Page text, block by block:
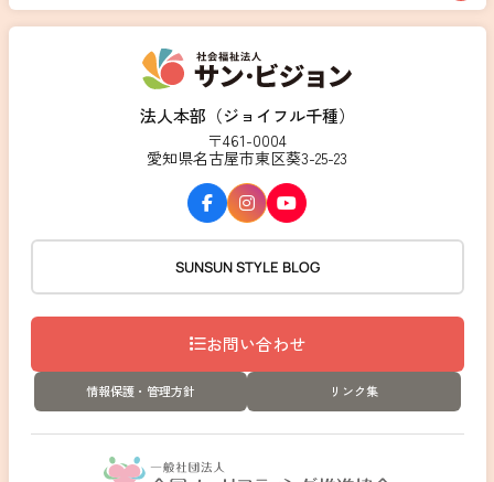
法人本部（ジョイフル千種）
〒461-0004
愛知県名古屋市東区葵3-25-23
SUNSUN STYLE BLOG
お問い合わせ
情報保護・管理方針 リンク集